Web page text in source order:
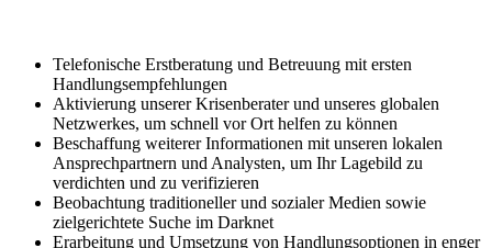
Telefonische Erstberatung und Betreuung mit ersten
Handlungsempfehlungen
Aktivierung unserer Krisenberater und unseres globalen
Netzwerkes, um schnell vor Ort helfen zu können
Beschaffung weiterer Informationen mit unseren lokalen
Ansprechpartnern und Analysten, um Ihr Lagebild zu
verdichten und zu verifizieren
Beobachtung traditioneller und sozialer Medien sowie
zielgerichtete Suche im Darknet
Erarbeitung und Umsetzung von Handlungsoptionen in enger